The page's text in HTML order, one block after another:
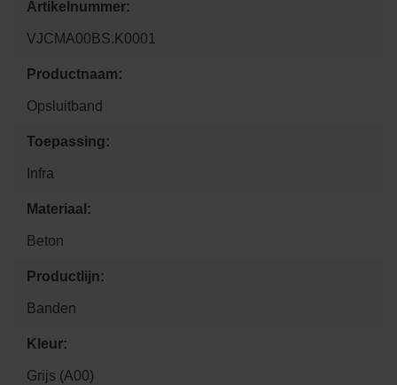
Artikelnummer:
VJCMA00BS.K0001
Productnaam:
Opsluitband
Toepassing:
Infra
Materiaal:
Beton
Productlijn:
Banden
Kleur:
Grijs (A00)